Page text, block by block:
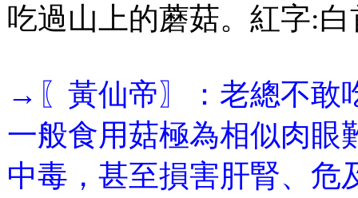
吃過山上的蘑菇。紅字:
→〖黃仙帝〗：老總不敢
一般食用菇極為相似肉眼
中毒，甚至損害肝腎、危